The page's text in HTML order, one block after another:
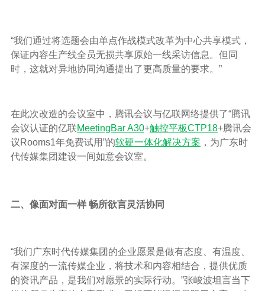
“我们通过将选题会由单点作战模式改革为中心共享模式，
保证内容生产线全员无损共享原始一线采访信息。但同
时，这就对异地协同沟通提出了更高质量的要求。”
在此次改造的会议室中，腾讯会议与亿联网络提供了“腾讯
会议认证的亿联MeetingBar A30+触控平板CTP18+腾讯会
议Rooms1年免费试用”的软硬一体化解决方案 ，为广东时
代传媒集团建设一间如意会议室。
二、像面对面一样 畅所欲言灵活协同
“我们广东时代传媒集团的企业愿景是做有态度、有温度、
有深度的一流传媒企业，将技术和内容相结合，提供优质
的资讯产品，是我们对愿景的实际行动。”张峻波坦言当下